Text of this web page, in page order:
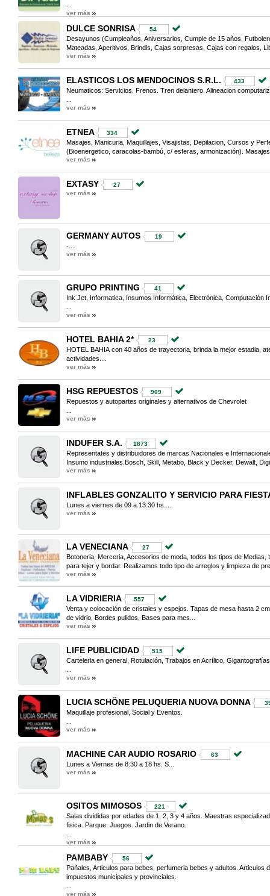
ver más
DULCE SONRISA 54
Desayunos (Cumpleaños, Aniversarios, Cumple de 15 años,
Mateadas, Aperitivos, Brindis, Cajas sorpresas, Cajas con regalos,
ver más
ELASTICOS LOS MENDOCINOS S.R.L. 433
Neumaticos: Servicios. Frenos. Tren delantero. Alineacion
ver más
ETNEA 334
Masajes, Manicuria, Maquillajes, Visajistas, Depilacion, Cursos y
(Bioenergetico, caracolas-bambú, c/ esferas, armonización).
ver más
EXTASY
27
ver más
GERMANY AUTOS 19
-...
ver más
GRUPO PRINTING 41
Ink Jet, Informatica, Insumos Informática, Electrónica, Computación
ver más
HOTEL BAHIA 2* 23
HOTEL BAHIA con 40 años de trayectoria, brinda la mejor estadia,
actividades....
ver más
HSG REPUESTOS 909
Repuestos y autopartes originales y alternativos de Chevrolet
ver más
INDUFER S.A. 1873
Representates y distribuidores de marcas Nacionales e
Insumo industriales.Bosch, Skill, Metabo, Black y Decker, Dewalt,
ver más
INFLABLES GONZALITO Y SERVICIO PARA
Lunes a viernes de 09 a 13:30 hs....
ver más
LA VENECIANA 27
Botoneria, Merceria, Accesorios de moda, todos los tipos de Medias,
para tejer y bordar. Realizamos todo tipo de arreglos y limpieza de
ver más
LA VIDRIERIA 557
Venta y colocación de cristales y espejos. Tapas de mesa hasta 2
de vidrio, Bordes pulidos, Bases para mes...
ver más
LIFE PUBLICIDAD 515
Carteleria en general, Rotulación, Trabajos en Acrílico,
ver más
LUCIA SCHÖNE PELUQUERIA NUOVA DONNA
Maquillaje profesional, Social y Eventos.
ver más
MACHINE CAR AUDIO ROSARIO 63
Lunes a Viernes de 8:30 a 18 hs. S...
ver más
OSITOS MIMOSOS 221
Salas divididas por edades de 1, 2, 3 y 4 años. Maestras
fisica. Parque. Juegos. Jardin de Verano.
ver más
PAMBABY 56
Pañales, Articulos para bebes, perfumeria bebes y adultos. Articulos
impuestos municipales y provinciales.
ver más